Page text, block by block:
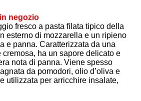
negozio
fresco a pasta filata tipico della
esterno di mozzarella e un ripieno
e panna. Caratterizzata da una
ha un sapore delicato e
nota di panna. Viene spesso
da pomodori, olio d’oliva e
utilizzata per arricchire insalate,